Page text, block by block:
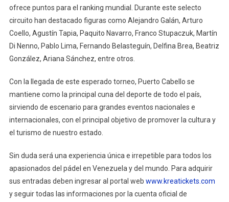
ofrece puntos para el ranking mundial. Durante este selecto
circuito han destacado figuras como Alejandro Galán, Arturo
Coello, Agustín Tapia, Paquito Navarro, Franco Stupaczuk, Martín
Di Nenno, Pablo Lima, Fernando Belasteguín, Delfina Brea, Beatriz
González, Ariana Sánchez, entre otros.
Con la llegada de este esperado torneo, Puerto Cabello se
mantiene como la principal cuna del deporte de todo el país,
sirviendo de escenario para grandes eventos nacionales e
internacionales, con el principal objetivo de promover la cultura y
el turismo de nuestro estado.
Sin duda será una experiencia única e irrepetible para todos los
apasionados del pádel en Venezuela y del mundo. Para adquirir
sus entradas deben ingresar al portal web www.kreatickets.com
y seguir todas las informaciones por la cuenta oficial de